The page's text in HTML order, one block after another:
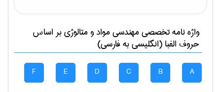
واژه نامه تخصصیمهندسی مواد و متالوژیبر اساس
حروف الفبا (انگلیسی به فارسی)
A
B
C
D
E
F